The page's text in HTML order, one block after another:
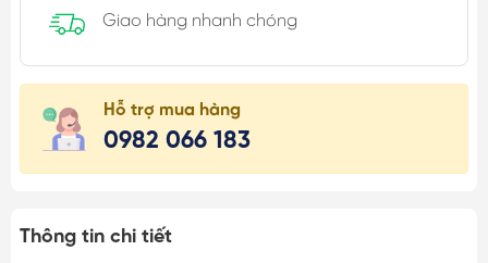
Giao hàng nhanh chóng
Hỗ trợ mua hàng
0982 066 183
Thông tin chi tiết